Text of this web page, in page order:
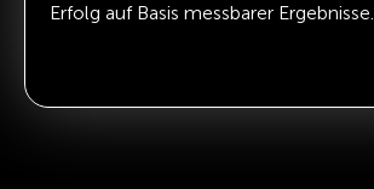
Erfolg auf Basis messbarer Ergebnisse.